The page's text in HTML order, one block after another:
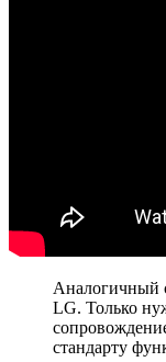
Аналогичный
LG. Только
стандарту